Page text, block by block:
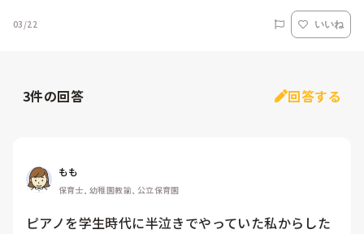
03/22 いいね
3件の回答 回答する
もも
保育士, 幼稚園教諭, 公立保育園
ピアノを学生時代に半泣きでやっていた私からした